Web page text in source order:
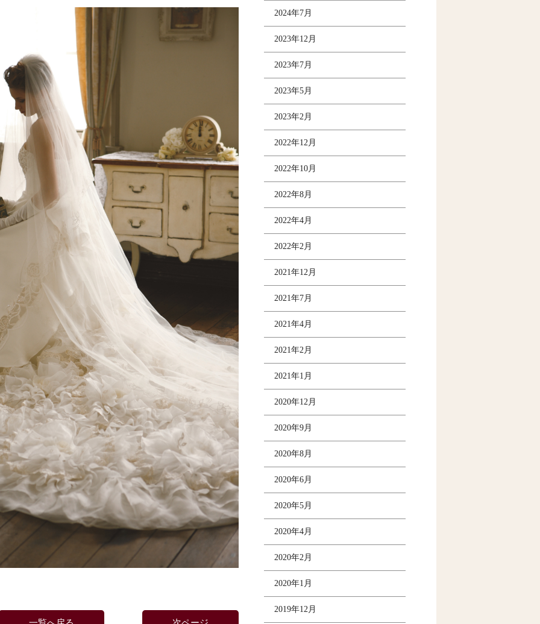
2024年7月
2023年12月
2023年7月
2023年5月
2023年2月
2022年12月
2022年10月
2022年8月
2022年4月
2022年2月
2021年12月
2021年7月
2021年4月
2021年2月
2021年1月
2020年12月
2020年9月
2020年8月
2020年6月
2020年5月
2020年4月
2020年2月
2020年1月
2019年12月